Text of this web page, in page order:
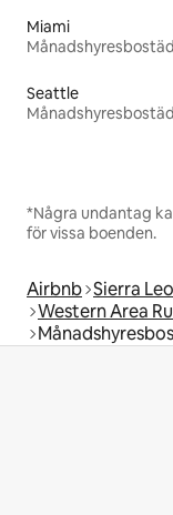
Miami
Seattle
*Några undantag
för vissa boenden.
Airbnb Sierra
Western Area